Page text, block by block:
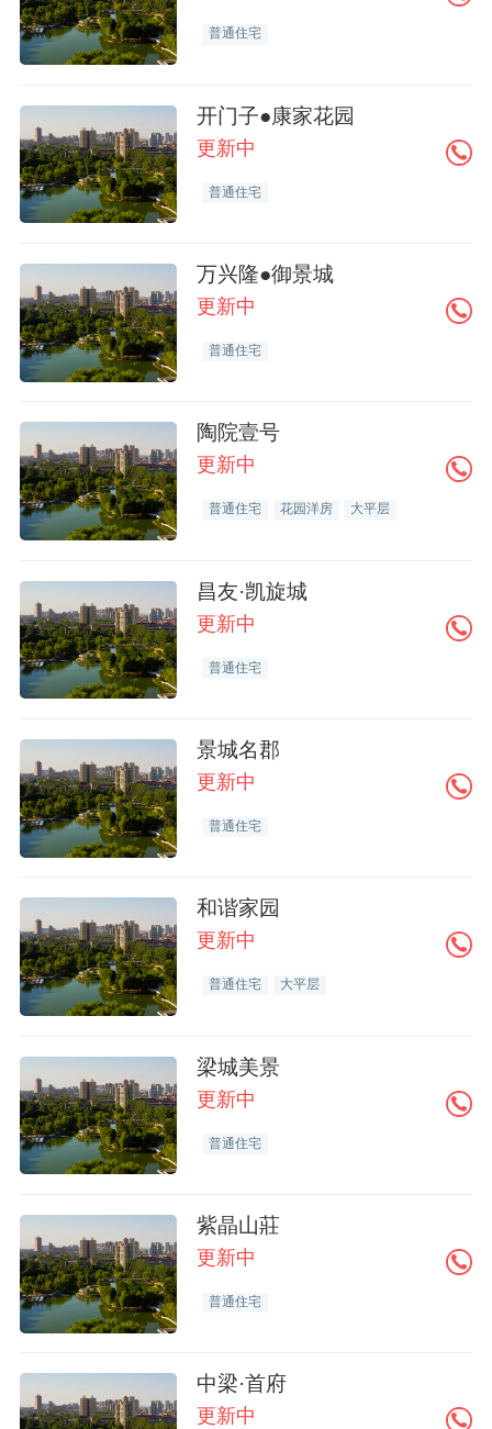
普通住宅
开门子●康家花园
更新中
普通住宅
万兴隆●御景城
更新中
普通住宅
陶院壹号
更新中
普通住宅 花园洋房 大平层
昌友·凯旋城
更新中
普通住宅
景城名郡
更新中
普通住宅
和谐家园
更新中
普通住宅 大平层
梁城美景
更新中
普通住宅
紫晶山莊
更新中
普通住宅
中梁·首府
更新中